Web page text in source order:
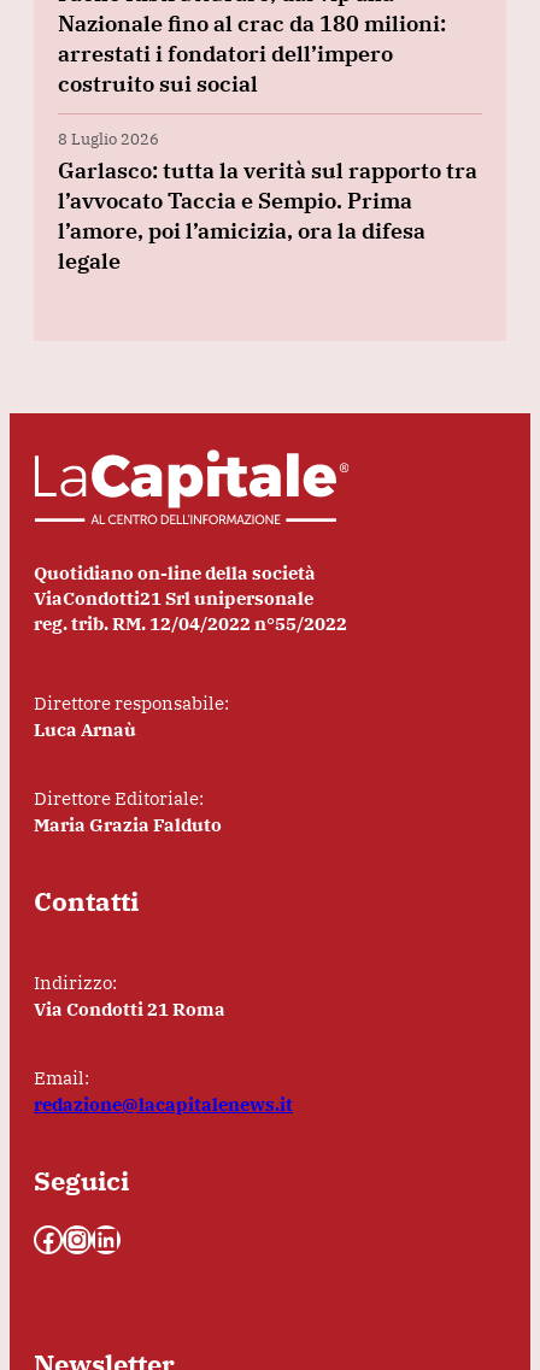
Nazionale fino al crac da 180 milioni:
arrestati i fondatori dell’impero
costruito sui social
8 Luglio 2026
Garlasco: tutta la verità sul rapporto tra
l’avvocato Taccia e Sempio. Prima
l’amore, poi l’amicizia, ora la difesa
legale
Quotidiano on-line della società
ViaCondotti21 Srl unipersonale
reg. trib. RM. 12/04/2022 n°55/2022
Direttore responsabile:
Luca Arnaù
Direttore Editoriale:
Maria Grazia Falduto
Contatti
Indirizzo:
Via Condotti 21 Roma
Email:
redazione@lacapitalenews.it
Seguici
Facebook InstagramLinkedIn